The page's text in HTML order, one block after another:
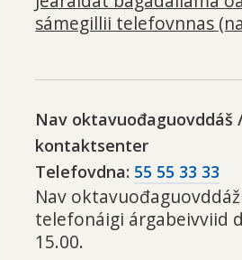
sámegillii telefovnnas
Nav oktavuođaguovddáš
kontaktsenter
Telefovdna 55 55 33 33
Nav
telefonáigi árgabeivviid
15.00.